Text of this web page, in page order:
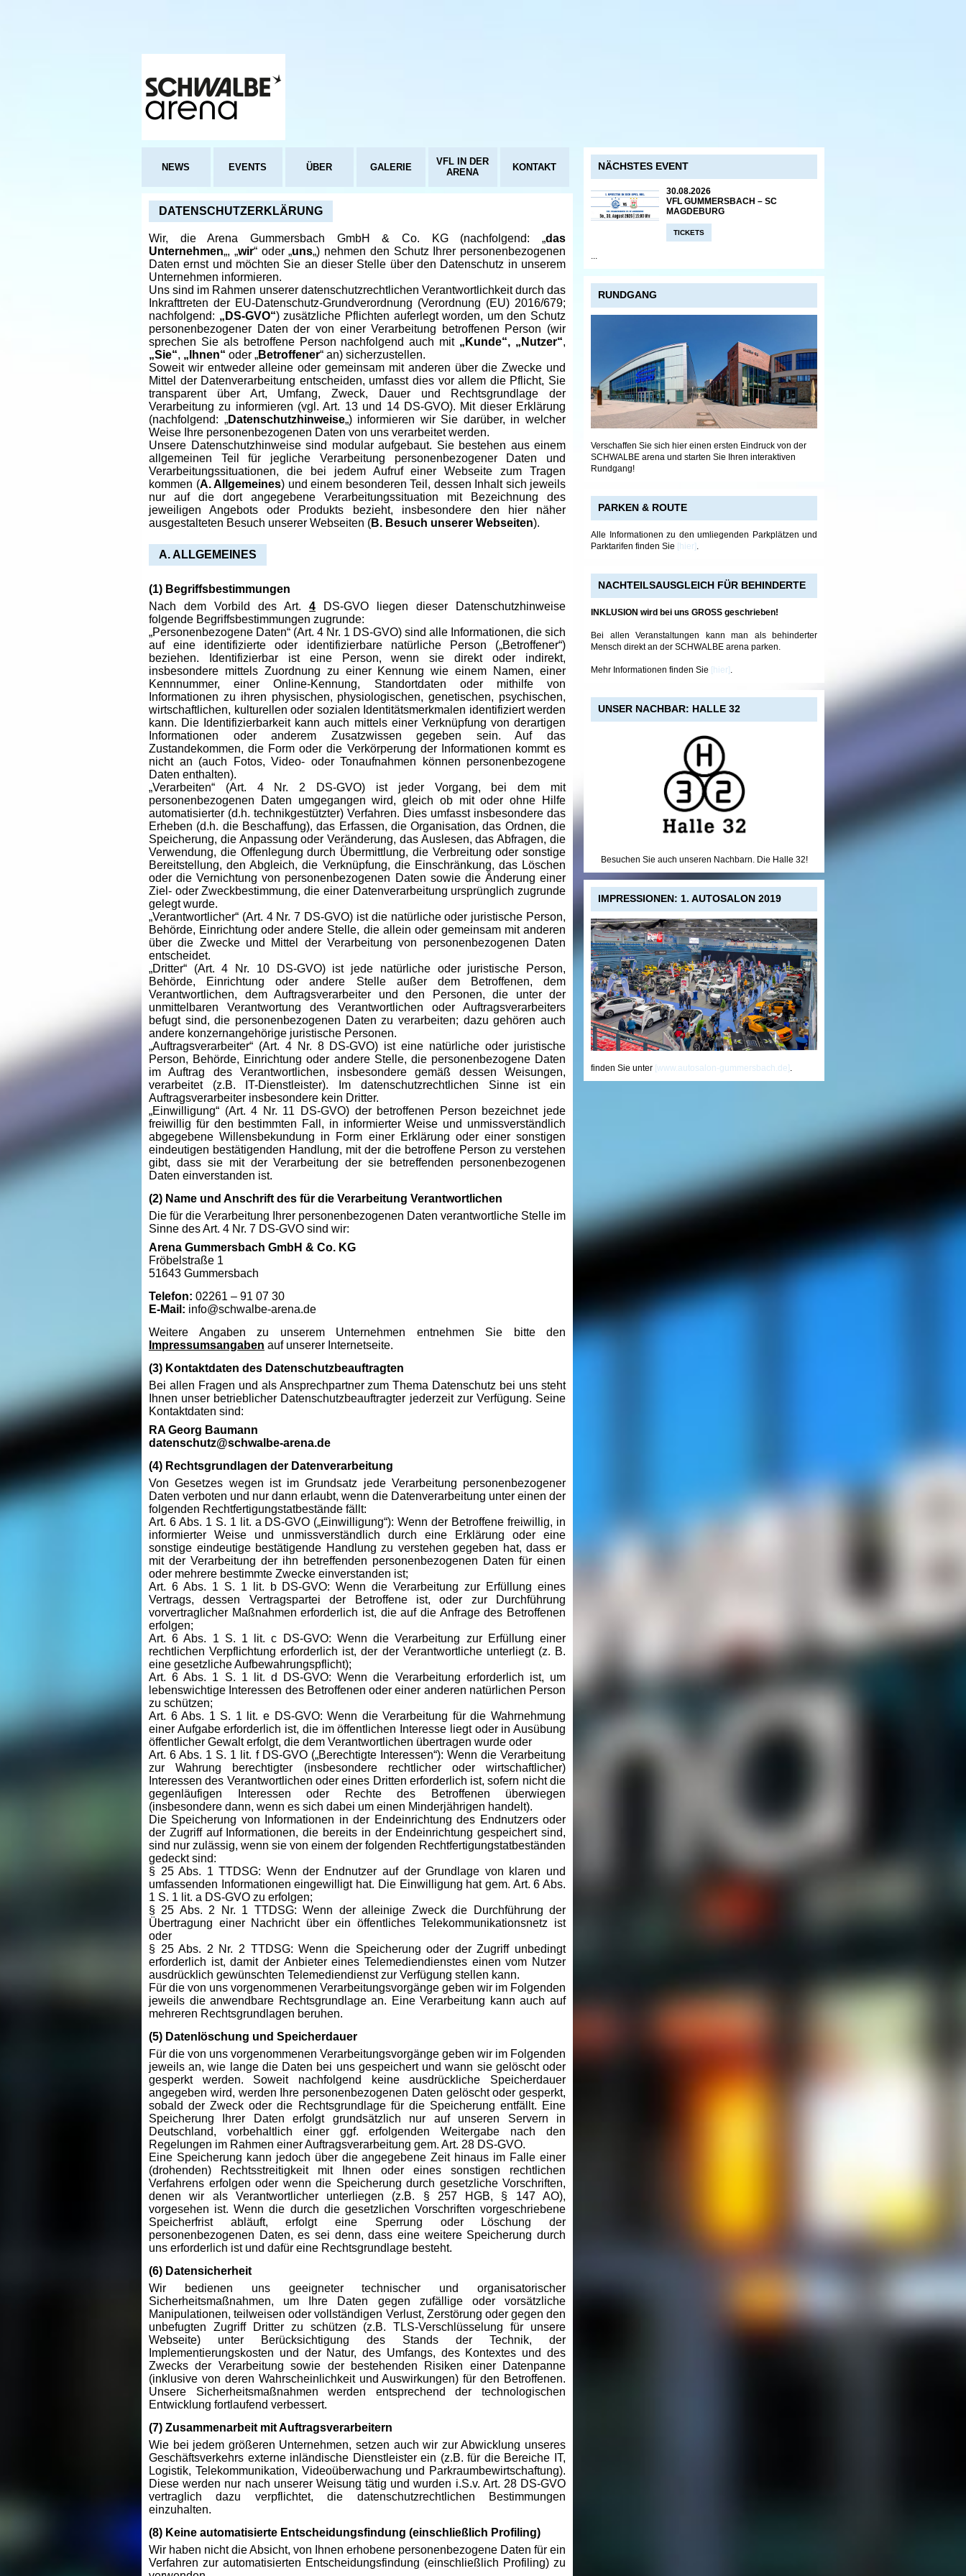
NEWS EVENTS ÜBER GALERIE
VFL IN DER
ARENA
KONTAKT
DATENSCHUTZERKLÄRUNG
Wir, die Arena Gummersbach GmbH & Co. KG (nachfolgend: „das
Unternehmen„, „wir“ oder „uns„) nehmen den Schutz Ihrer personenbezogenen
Daten ernst und möchten Sie an dieser Stelle über den Datenschutz in unserem
Unternehmen informieren.
Uns sind im Rahmen unserer datenschutzrechtlichen Verantwortlichkeit durch das
Inkrafttreten der EU-Datenschutz-Grundverordnung (Verordnung (EU) 2016/679;
nachfolgend: „DS-GVO“) zusätzliche Pflichten auferlegt worden, um den Schutz
personenbezogener Daten der von einer Verarbeitung betroffenen Person (wir
sprechen Sie als betroffene Person nachfolgend auch mit „Kunde“, „Nutzer“,
„Sie“, „Ihnen“ oder „Betroffener“ an) sicherzustellen.
Soweit wir entweder alleine oder gemeinsam mit anderen über die Zwecke und
Mittel der Datenverarbeitung entscheiden, umfasst dies vor allem die Pflicht, Sie
transparent über Art, Umfang, Zweck, Dauer und Rechtsgrundlage der
Verarbeitung zu informieren (vgl. Art. 13 und 14 DS-GVO). Mit dieser Erklärung
(nachfolgend: „Datenschutzhinweise„) informieren wir Sie darüber, in welcher
Weise Ihre personenbezogenen Daten von uns verarbeitet werden.
Unsere Datenschutzhinweise sind modular aufgebaut. Sie bestehen aus einem
allgemeinen Teil für jegliche Verarbeitung personenbezogener Daten und
Verarbeitungssituationen, die bei jedem Aufruf einer Webseite zum Tragen
kommen (A. Allgemeines) und einem besonderen Teil, dessen Inhalt sich jeweils
nur auf die dort angegebene Verarbeitungssituation mit Bezeichnung des
jeweiligen Angebots oder Produkts bezieht, insbesondere den hier näher
ausgestalteten Besuch unserer Webseiten (B. Besuch unserer Webseiten).
A. ALLGEMEINES
(1) Begriffsbestimmungen
Nach dem Vorbild des Art. 4 DS-GVO liegen dieser Datenschutzhinweise
folgende Begriffsbestimmungen zugrunde:
„Personenbezogene Daten“ (Art. 4 Nr. 1 DS-GVO) sind alle Informationen, die sich
auf eine identifizierte oder identifizierbare natürliche Person („Betroffener“)
beziehen. Identifizierbar ist eine Person, wenn sie direkt oder indirekt,
insbesondere mittels Zuordnung zu einer Kennung wie einem Namen, einer
Kennnummer, einer Online-Kennung, Standortdaten oder mithilfe von
Informationen zu ihren physischen, physiologischen, genetischen, psychischen,
wirtschaftlichen, kulturellen oder sozialen Identitätsmerkmalen identifiziert werden
kann. Die Identifizierbarkeit kann auch mittels einer Verknüpfung von derartigen
Informationen oder anderem Zusatzwissen gegeben sein. Auf das
Zustandekommen, die Form oder die Verkörperung der Informationen kommt es
nicht an (auch Fotos, Video- oder Tonaufnahmen können personenbezogene
Daten enthalten).
„Verarbeiten“ (Art. 4 Nr. 2 DS-GVO) ist jeder Vorgang, bei dem mit
personenbezogenen Daten umgegangen wird, gleich ob mit oder ohne Hilfe
automatisierter (d.h. technikgestützter) Verfahren. Dies umfasst insbesondere das
Erheben (d.h. die Beschaffung), das Erfassen, die Organisation, das Ordnen, die
Speicherung, die Anpassung oder Veränderung, das Auslesen, das Abfragen, die
Verwendung, die Offenlegung durch Übermittlung, die Verbreitung oder sonstige
Bereitstellung, den Abgleich, die Verknüpfung, die Einschränkung, das Löschen
oder die Vernichtung von personenbezogenen Daten sowie die Änderung einer
Ziel- oder Zweckbestimmung, die einer Datenverarbeitung ursprünglich zugrunde
gelegt wurde.
„Verantwortlicher“ (Art. 4 Nr. 7 DS-GVO) ist die natürliche oder juristische Person,
Behörde, Einrichtung oder andere Stelle, die allein oder gemeinsam mit anderen
über die Zwecke und Mittel der Verarbeitung von personenbezogenen Daten
entscheidet.
„Dritter“ (Art. 4 Nr. 10 DS-GVO) ist jede natürliche oder juristische Person,
Behörde, Einrichtung oder andere Stelle außer dem Betroffenen, dem
Verantwortlichen, dem Auftragsverarbeiter und den Personen, die unter der
unmittelbaren Verantwortung des Verantwortlichen oder Auftragsverarbeiters
befugt sind, die personenbezogenen Daten zu verarbeiten; dazu gehören auch
andere konzernangehörige juristische Personen.
„Auftragsverarbeiter“ (Art. 4 Nr. 8 DS-GVO) ist eine natürliche oder juristische
Person, Behörde, Einrichtung oder andere Stelle, die personenbezogene Daten
im Auftrag des Verantwortlichen, insbesondere gemäß dessen Weisungen,
verarbeitet (z.B. IT-Dienstleister). Im datenschutzrechtlichen Sinne ist ein
Auftragsverarbeiter insbesondere kein Dritter.
„Einwilligung“ (Art. 4 Nr. 11 DS-GVO) der betroffenen Person bezeichnet jede
freiwillig für den bestimmten Fall, in informierter Weise und unmissverständlich
abgegebene Willensbekundung in Form einer Erklärung oder einer sonstigen
eindeutigen bestätigenden Handlung, mit der die betroffene Person zu verstehen
gibt, dass sie mit der Verarbeitung der sie betreffenden personenbezogenen
Daten einverstanden ist.
(2) Name und Anschrift des für die Verarbeitung Verantwortlichen
Die für die Verarbeitung Ihrer personenbezogenen Daten verantwortliche Stelle im
Sinne des Art. 4 Nr. 7 DS-GVO sind wir:
Arena Gummersbach GmbH & Co. KG
Fröbelstraße 1
51643 Gummersbach
Telefon: 02261 – 91 07 30
E-Mail: info@schwalbe-arena.de
Weitere Angaben zu unserem Unternehmen entnehmen Sie bitte den
Impressumsangaben auf unserer Internetseite.
(3) Kontaktdaten des Datenschutzbeauftragten
Bei allen Fragen und als Ansprechpartner zum Thema Datenschutz bei uns steht
Ihnen unser betrieblicher Datenschutzbeauftragter jederzeit zur Verfügung. Seine
Kontaktdaten sind:
RA Georg Baumann
datenschutz@schwalbe-arena.de
(4) Rechtsgrundlagen der Datenverarbeitung
Von Gesetzes wegen ist im Grundsatz jede Verarbeitung personenbezogener
Daten verboten und nur dann erlaubt, wenn die Datenverarbeitung unter einen der
folgenden Rechtfertigungstatbestände fällt:
Art. 6 Abs. 1 S. 1 lit. a DS-GVO („Einwilligung“): Wenn der Betroffene freiwillig, in
informierter Weise und unmissverständlich durch eine Erklärung oder eine
sonstige eindeutige bestätigende Handlung zu verstehen gegeben hat, dass er
mit der Verarbeitung der ihn betreffenden personenbezogenen Daten für einen
oder mehrere bestimmte Zwecke einverstanden ist;
Art. 6 Abs. 1 S. 1 lit. b DS-GVO: Wenn die Verarbeitung zur Erfüllung eines
Vertrags, dessen Vertragspartei der Betroffene ist, oder zur Durchführung
vorvertraglicher Maßnahmen erforderlich ist, die auf die Anfrage des Betroffenen
erfolgen;
Art. 6 Abs. 1 S. 1 lit. c DS-GVO: Wenn die Verarbeitung zur Erfüllung einer
rechtlichen Verpflichtung erforderlich ist, der der Verantwortliche unterliegt (z. B.
eine gesetzliche Aufbewahrungspflicht);
Art. 6 Abs. 1 S. 1 lit. d DS-GVO: Wenn die Verarbeitung erforderlich ist, um
lebenswichtige Interessen des Betroffenen oder einer anderen natürlichen Person
zu schützen;
Art. 6 Abs. 1 S. 1 lit. e DS-GVO: Wenn die Verarbeitung für die Wahrnehmung
einer Aufgabe erforderlich ist, die im öffentlichen Interesse liegt oder in Ausübung
öffentlicher Gewalt erfolgt, die dem Verantwortlichen übertragen wurde oder
Art. 6 Abs. 1 S. 1 lit. f DS-GVO („Berechtigte Interessen“): Wenn die Verarbeitung
zur Wahrung berechtigter (insbesondere rechtlicher oder wirtschaftlicher)
Interessen des Verantwortlichen oder eines Dritten erforderlich ist, sofern nicht die
gegenläufigen Interessen oder Rechte des Betroffenen überwiegen
(insbesondere dann, wenn es sich dabei um einen Minderjährigen handelt).
Die Speicherung von Informationen in der Endeinrichtung des Endnutzers oder
der Zugriff auf Informationen, die bereits in der Endeinrichtung gespeichert sind,
sind nur zulässig, wenn sie von einem der folgenden Rechtfertigungstatbeständen
gedeckt sind:
§ 25 Abs. 1 TTDSG: Wenn der Endnutzer auf der Grundlage von klaren und
umfassenden Informationen eingewilligt hat. Die Einwilligung hat gem. Art. 6 Abs.
1 S. 1 lit. a DS-GVO zu erfolgen;
§ 25 Abs. 2 Nr. 1 TTDSG: Wenn der alleinige Zweck die Durchführung der
Übertragung einer Nachricht über ein öffentliches Telekommunikationsnetz ist
oder
§ 25 Abs. 2 Nr. 2 TTDSG: Wenn die Speicherung oder der Zugriff unbedingt
erforderlich ist, damit der Anbieter eines Telemediendienstes einen vom Nutzer
ausdrücklich gewünschten Telemediendienst zur Verfügung stellen kann.
Für die von uns vorgenommenen Verarbeitungsvorgänge geben wir im Folgenden
jeweils die anwendbare Rechtsgrundlage an. Eine Verarbeitung kann auch auf
mehreren Rechtsgrundlagen beruhen.
(5) Datenlöschung und Speicherdauer
Für die von uns vorgenommenen Verarbeitungsvorgänge geben wir im Folgenden
jeweils an, wie lange die Daten bei uns gespeichert und wann sie gelöscht oder
gesperkt werden. Soweit nachfolgend keine ausdrückliche Speicherdauer
angegeben wird, werden Ihre personenbezogenen Daten gelöscht oder gesperkt,
sobald der Zweck oder die Rechtsgrundlage für die Speicherung entfällt. Eine
Speicherung Ihrer Daten erfolgt grundsätzlich nur auf unseren Servern in
Deutschland, vorbehaltlich einer ggf. erfolgenden Weitergabe nach den
Regelungen im Rahmen einer Auftragsverarbeitung gem. Art. 28 DS-GVO.
Eine Speicherung kann jedoch über die angegebene Zeit hinaus im Falle einer
(drohenden) Rechtsstreitigkeit mit Ihnen oder eines sonstigen rechtlichen
Verfahrens erfolgen oder wenn die Speicherung durch gesetzliche Vorschriften,
denen wir als Verantwortlicher unterliegen (z.B. § 257 HGB, § 147 AO),
vorgesehen ist. Wenn die durch die gesetzlichen Vorschriften vorgeschriebene
Speicherfrist abläuft, erfolgt eine Sperrung oder Löschung der
personenbezogenen Daten, es sei denn, dass eine weitere Speicherung durch
uns erforderlich ist und dafür eine Rechtsgrundlage besteht.
(6) Datensicherheit
Wir bedienen uns geeigneter technischer und organisatorischer
Sicherheitsmaßnahmen, um Ihre Daten gegen zufällige oder vorsätzliche
Manipulationen, teilweisen oder vollständigen Verlust, Zerstörung oder gegen den
unbefugten Zugriff Dritter zu schützen (z.B. TLS-Verschlüsselung für unsere
Webseite) unter Berücksichtigung des Stands der Technik, der
Implementierungskosten und der Natur, des Umfangs, des Kontextes und des
Zwecks der Verarbeitung sowie der bestehenden Risiken einer Datenpanne
(inklusive von deren Wahrscheinlichkeit und Auswirkungen) für den Betroffenen.
Unsere Sicherheitsmaßnahmen werden entsprechend der technologischen
Entwicklung fortlaufend verbessert.
(7) Zusammenarbeit mit Auftragsverarbeitern
Wie bei jedem größeren Unternehmen, setzen auch wir zur Abwicklung unseres
Geschäftsverkehrs externe inländische Dienstleister ein (z.B. für die Bereiche IT,
Logistik, Telekommunikation, Videoüberwachung und Parkraumbewirtschaftung).
Diese werden nur nach unserer Weisung tätig und wurden i.S.v. Art. 28 DS-GVO
vertraglich dazu verpflichtet, die datenschutzrechtlichen Bestimmungen
einzuhalten.
(8) Keine automatisierte Entscheidungsfindung (einschließlich Profiling)
Wir haben nicht die Absicht, von Ihnen erhobene personenbezogene Daten für ein
Verfahren zur automatisierten Entscheidungsfindung (einschließlich Profiling) zu
NÄCHSTES EVENT
30.08.2026
VFL GUMMERSBACH – SC
MAGDEBURG
TICKETS
...
RUNDGANG
Verschaffen Sie sich hier einen ersten Eindruck von der
SCHWALBE arena und starten Sie Ihren interaktiven
Rundgang!
PARKEN & ROUTE
Alle Informationen zu den umliegenden Parkplätzen und
Parktarifen finden Sie [hier]
NACHTEILSAUSGLEICH FÜR BEHINDERTE
INKLUSION wird bei uns GROSS geschrieben!
Bei allen Veranstaltungen kann man als behinderter
Mensch direkt an der SCHWALBE arena parken.
Mehr Informationen finden Sie [hier]
UNSER NACHBAR: HALLE 32
Besuchen Sie auch unseren Nachbarn. Die Halle 32!
IMPRESSIONEN: 1. AUTOSALON 2019
finden Sie unter [www.autosalon-gummersbach.de]